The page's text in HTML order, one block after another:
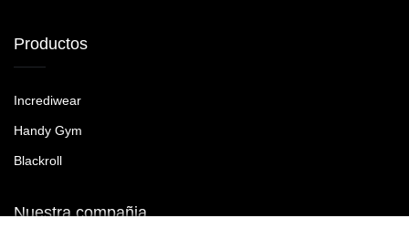
Productos
Incrediwear
Handy Gym
Blackroll
Nuestra compañia